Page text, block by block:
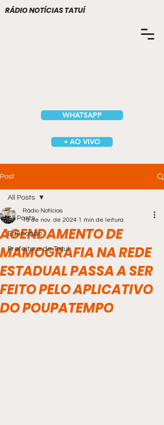
WHATSAPP
RÁDIO NOTÍCIAS TATUÍ
• AO VIVO
Post
All Posts
Educação
Prefeitura de Tatuí
All Posts
AGENDAMENTO DE
MAMOGRAFIA NA REDE
ESTADUAL PASSA A SER
FEITO PELO APLICATIVO
DO POUPATEMPO
Rádio Notícias
19 de nov. de 2024 1 min de leitura